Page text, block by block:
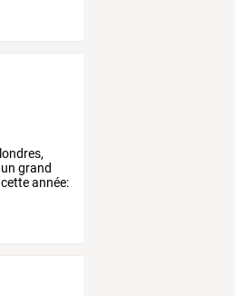
londres,
un grand
cetteannée: